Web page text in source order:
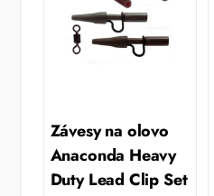
Závesy na olovo
Anaconda Heavy
Duty Lead Clip Set